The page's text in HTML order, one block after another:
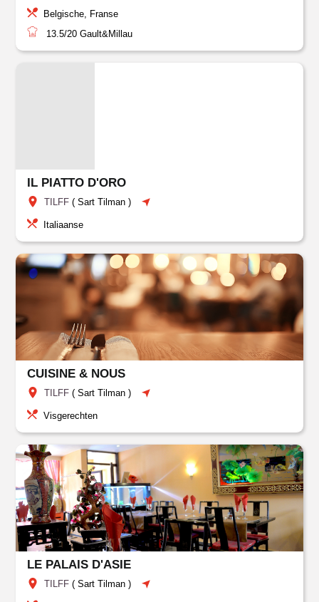
Belgische, Franse
13.5/20 Gault&Millau
IL PIATTO D'ORO
TILFF (Sart Tilman )
Italiaanse
CUISINE & NOUS
TILFF (Sart Tilman )
Visgerechten
LE PALAIS D'ASIE
TILFF (Sart Tilman )